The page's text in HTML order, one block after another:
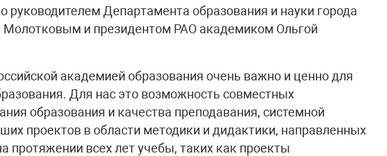
руководителем Департамента образования и науки города
и президентом РАО академиком Ольгой
академией образования очень важно и ценно для
Для нас это возможность совместных
образования и качества преподавания, системной
проектов в области методики и дидактики, направленных
протяжении всех лет учебы, таких как проекты